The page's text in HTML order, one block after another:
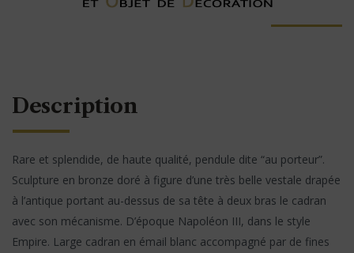
Description
Rare et splendide, de haute qualité, pendule dite “au porteur”.
Sculpture en bronze doré à figure d’une très belle vestale drapée
à l’antique portant au-dessus de sa tête à deux bras le cadran
avec son mécanisme. D’époque Napoléon III, dans le style
Empire. Large cadran en émail blanc accompagné par de fines